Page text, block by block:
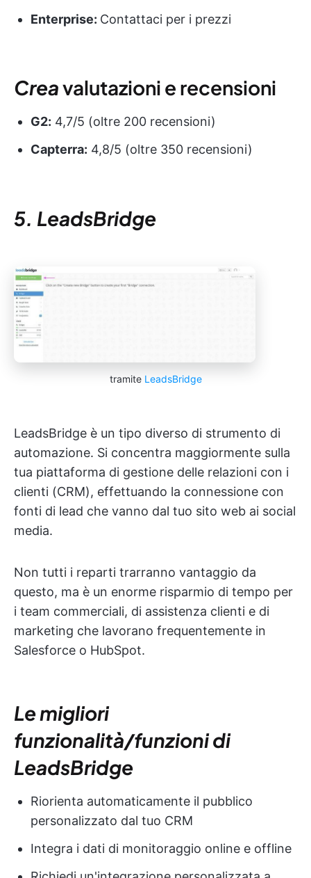
Enterprise: Contattaci per i prezzi
Creavalutazioni e recensioni
G2: 4,7/5 (oltre 200 recensioni)
Capterra: 4,8/5 (oltre 350 recensioni)
5. LeadsBridge
tramite LeadsBridge
LeadsBridge è un tipo diverso di strumento di
automazione. Si concentra maggiormente sulla
tua piattaforma di gestione delle relazioni con i
clienti (CRM), effettuando la connessione con
fonti di lead che vanno dal tuo sito web ai social
media.
Non tutti i reparti trarranno vantaggio da
questo, ma è un enorme risparmio di tempo per
i team commerciali, di assistenza clienti e di
marketing che lavorano frequentemente in
Salesforce o HubSpot.
Le migliori
funzionalità/funzioni di
LeadsBridge
Riorienta automaticamente il pubblico
personalizzato dal tuo CRM
Integra i dati di monitoraggio online e offline